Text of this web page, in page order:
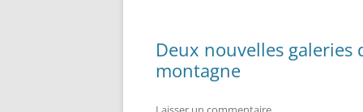
Deux nouvelles
montagne